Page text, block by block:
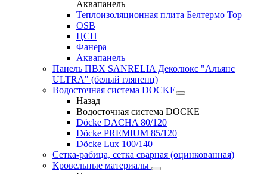
Аквапанель
Теплоизоляционная плита Белтермо Top
OSB
ЦСП
Фанера
Аквапанель
Панель ПВХ SANRELIA Деколюкс "Альянс
ULTRA" (белый гляненц)
Водосточная система DOCKE
Назад
Водосточная система DOCKE
Döсkе DACHA 80/120
Döcke PREMIUM 85/120
Döсkе Luх 100/140
Сетка-рабица, сетка сварная (оцинкованная)
Кровельные материалы